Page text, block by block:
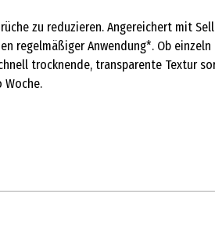
zu reduzieren. Angereichert mit
regelmäßiger Anwendung*. Ob
trocknende, transparente Textur
Woche.